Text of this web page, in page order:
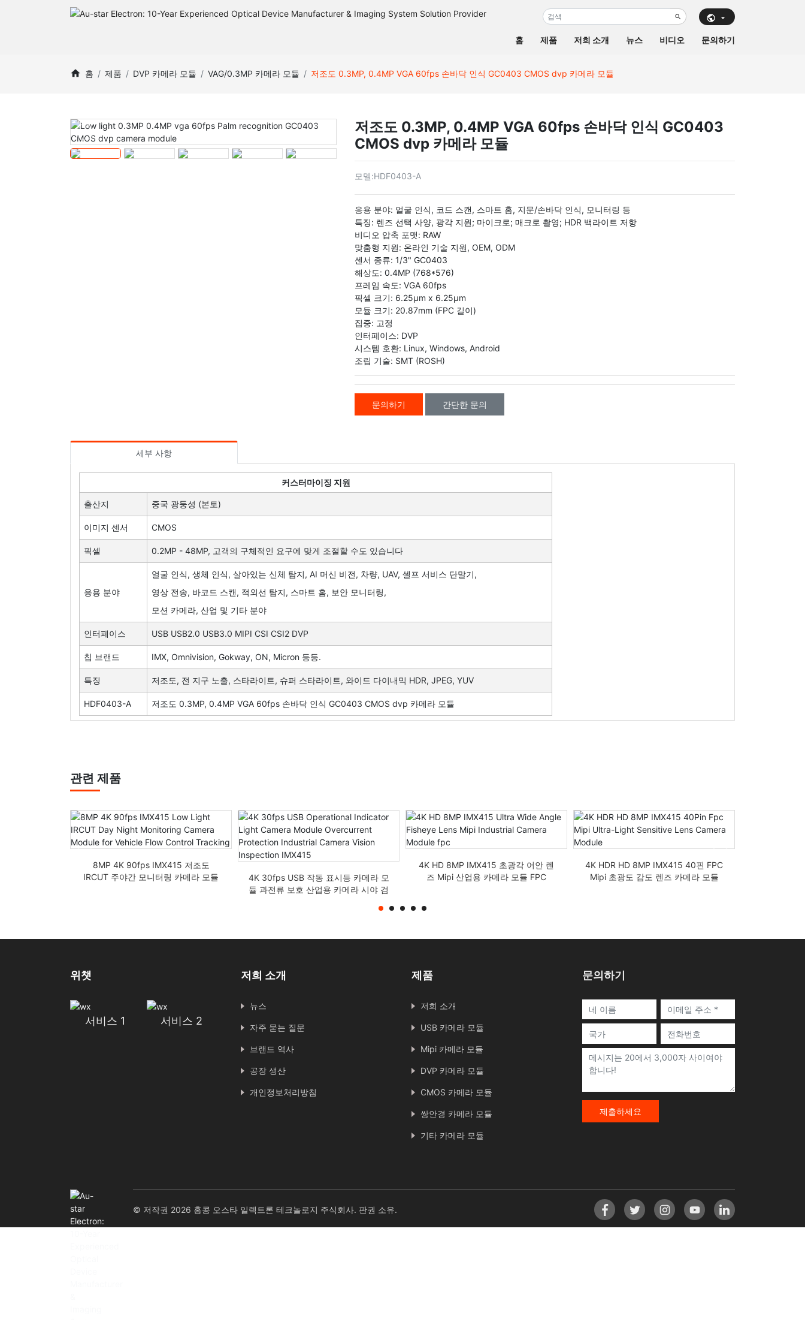
홈 제품 저희 소개 뉴스 비디오 문의하기
홈 제품 DVP 카메라 모듈 VAG/0.3MP 카메라 모듈 저조도 0.3MP, 0.4MP VGA 60fps 손바닥 인식 GC0403 CMOS dvp 카메라 모듈
저조도 0.3MP, 0.4MP VGA 60fps 손바닥 인식 GC0403
CMOS dvp 카메라 모듈
모델:HDF0403-A
응용 분야: 얼굴 인식, 코드 스캔, 스마트 홈, 지문/손바닥 인식, 모니터링 등
특징: 렌즈 선택 사양, 광각 지원; 마이크로; 매크로 촬영; HDR 백라이트 저항
비디오 압축 포맷: RAW
맞춤형 지원: 온라인 기술 지원, OEM, ODM
센서 종류: 1/3" GC0403
해상도: 0.4MP (768*576)
프레임 속도: VGA 60fps
픽셀 크기: 6.25μm x 6.25μm
모듈 크기: 20.87mm (FPC 길이)
집중: 고정
인터페이스: DVP
시스템 호환: Linux, Windows, Android
조립 기술: SMT (ROSH)
문의하기 간단한 문의
세부 사항
커스터마이징 지원
출산지 중국 광둥성 (본토)
이미지 센서 CMOS
픽셀 0.2MP - 48MP, 고객의 구체적인 요구에 맞게 조절할 수도 있습니다
응용 분야
얼굴 인식, 생체 인식, 살아있는 신체 탐지, AI 머신 비전, 차량, UAV, 셀프 서비스 단말기,
영상 전송, 바코드 스캔, 적외선 탐지, 스마트 홈, 보안 모니터링,
모션 카메라, 산업 및 기타 분야
인터페이스 USB USB2.0 USB3.0 MIPI CSI CSI2 DVP
칩 브랜드 IMX, Omnivision, Gokway, ON, Micron 등등.
특징 저조도, 전 지구 노출, 스타라이트, 슈퍼 스타라이트, 와이드 다이내믹 HDR, JPEG, YUV
HDF0403-A 저조도 0.3MP, 0.4MP VGA 60fps 손바닥 인식 GC0403 CMOS dvp 카메라 모듈
관련 제품
8MP 4K 90fps IMX415 저조도
IRCUT 주야간 모니터링 카메라 모듈
4K 30fps USB 작동 표시등 카메라 모
듈 과전류 보호 산업용 카메라 시야 검
4K HD 8MP IMX415 초광각 어안 렌
즈 Mipi 산업용 카메라 모듈 FPC
4K HDR HD 8MP IMX415 40핀 FPC
Mipi 초광도 감도 렌즈 카메라 모듈
위챗
서비스 1 서비스 2
저희 소개
뉴스
자주 묻는 질문
브랜드 역사
공장 생산
개인정보처리방침
제품
저희 소개
USB 카메라 모듈
Mipi 카메라 모듈
DVP 카메라 모듈
CMOS 카메라 모듈
쌍안경 카메라 모듈
기타 카메라 모듈
문의하기
제출하세요
© 저작권 2026 홍콩 오스타 일렉트론 테크놀로지 주식회사. 판권 소유.